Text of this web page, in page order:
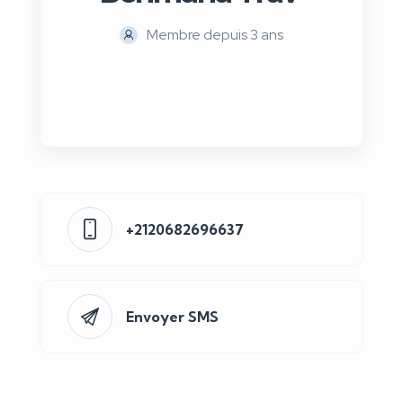
Membre depuis 3 ans
+2120682696637
Envoyer SMS